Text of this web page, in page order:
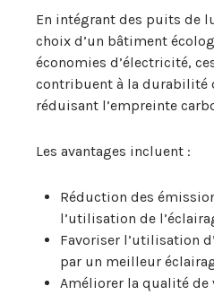
En intégrant des puits de
choix d’un bâtiment
économies d’électricité,
contribuent à la durabilité
réduisant l’empreinte
Les avantages incluent :
Réduction des
l’utilisation de
Favoriser l’utilisation
par un meilleur
Améliorer la qualité de